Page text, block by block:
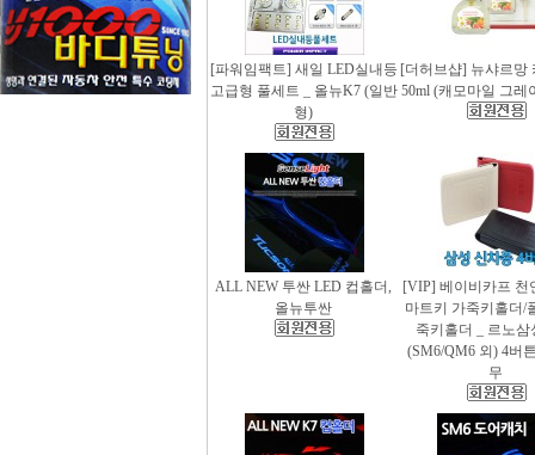
[파워임팩트] 새일 LED실내등
고급형 풀세트 _ 올뉴K7 (일반
형)
[더허브샵] 뉴샤르망
50ml (캐모마일 그레
ALL NEW 투싼 LED 컵홀더,
올뉴투싼
[VIP] 베이비카프 천
마트키 가죽키홀더/
죽키홀더 _ 르노삼
(SM6/QM6 외) 4버
무